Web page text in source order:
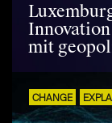
mit
CHANGE